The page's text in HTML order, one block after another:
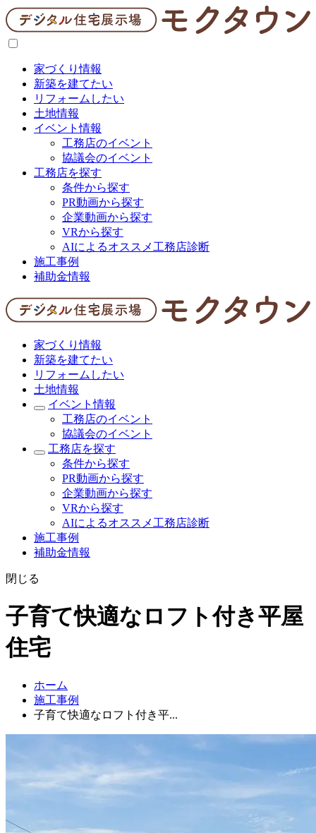
家づくり情報
新築を建てたい
リフォームしたい
土地情報
イベント情報
工務店のイベント
協議会のイベント
工務店を探す
条件から探す
PR動画から探す
企業動画から探す
VRから探す
AIによるオススメ工務店診断
施工事例
補助金情報
家づくり情報
新築を建てたい
リフォームしたい
土地情報
イベント情報
工務店のイベント
協議会のイベント
工務店を探す
条件から探す
PR動画から探す
企業動画から探す
VRから探す
AIによるオススメ工務店診断
施工事例
補助金情報
閉じる
子育て快適なロフト付き平屋
住宅
ホーム
施工事例
子育て快適なロフト付き平...